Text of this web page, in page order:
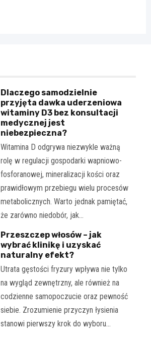
Dlaczego samodzielnie
przyjęta dawka uderzeniowa
witaminy D3 bez konsultacji
medycznej jest
niebezpieczna?
Witamina D odgrywa niezwykle ważną
rolę w regulacji gospodarki wapniowo-
fosforanowej, mineralizacji kości oraz
prawidłowym przebiegu wielu procesów
metabolicznych. Warto jednak pamiętać,
że zarówno niedobór, jak…
Przeszczep włosów – jak
wybrać klinikę i uzyskać
naturalny efekt?
Utrata gęstości fryzury wpływa nie tylko
na wygląd zewnętrzny, ale również na
codzienne samopoczucie oraz pewność
siebie. Zrozumienie przyczyn łysienia
stanowi pierwszy krok do wyboru…